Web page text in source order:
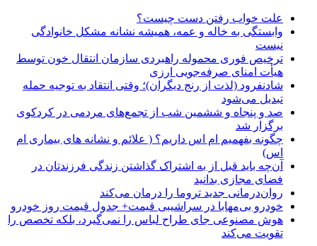
علت خواب رفتن دست چیست؟
وابستگی به خاله و عمه، همیشه نشانه مشکل خانوادگی
نیست
ترخیص فوری محموله راهبردی سازمان انتقال خون توسط
هیأت امنای صرفه‌جویی ارزی
شادنفرود (لذت از رنج دیگران)؛ وقتی انتقاد به توجیه حمله
تبدیل می‌شود
صد و پنجاه‌ و ششمین شب از تجمع‌های مردمی در کردکوی
برگزار شد
چگونه بفهمیم ام اس داریم؟ ( علائم و نشانه های بیماری ام
اس)
آن‌چه باید قبل از به اشتراک گذاشتن زندگی فرزندتان در
فضای مجازی بدانید
روان‌درمانی جدید تروما را درمان می‌کند
خودرو بی‌مهابا در سراشیبی قیمت+ جدول قیمت روز خودرو
هوش مصنوعی جای طراح لباس را نمی‌گیرد، بلکه تخصص را
تقویت می‌کند